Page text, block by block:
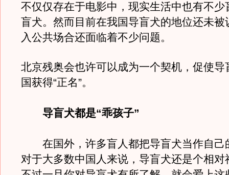
不仅仅存在于电影中，现实生活中也有不少
盲犬。然而目前在我国导盲犬的地位还未被
入公共场合还面临着不少问题。
北京残奥会也许可以成为一个契机，促使导
国获得“正名”。
导盲犬都是“乖孩子”
在国外，许多盲人都把导盲犬当作自己
对于大多数中国人来说，导盲犬还是个相对